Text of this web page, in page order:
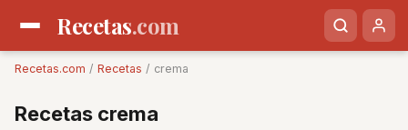
Recetas.com
Recetas.com / Recetas / crema
Recetas crema